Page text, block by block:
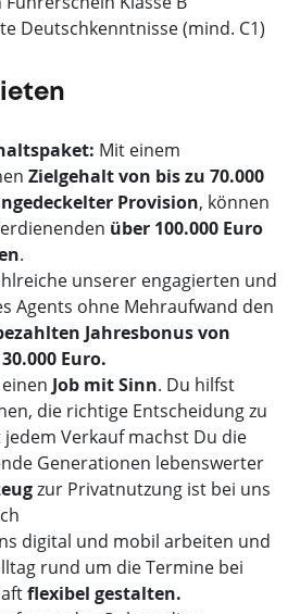
Deutschkenntnisse (mind. C1)
Mit einem
Zielgehalt von bis zu 70.000
Provision, können
über 100.000 Euro
.
unserer engagierten und
Agents ohne Mehraufwand den
Jahresbonus von
Euro.
Job mit Sinn. Du hilfst
die richtige Entscheidung zu
Verkauf machst Du die
Generationen lebenswerter
zur Privatnutzung ist bei uns
digital und mobil arbeiten und
rund um die Termine bei
flexibel gestalten.